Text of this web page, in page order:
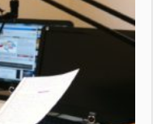
–
05/09